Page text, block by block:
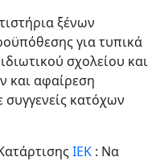
ξένων
για τυπικά
σχολείου και
και αφαίρεση
κατόχων
ΙΕΚ : Να